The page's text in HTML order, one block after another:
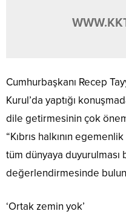
Cumhurbaşkanı Recep
Kurul’da yaptığı
dile getirmesinin çok
“Kıbrıs halkının egemenlik
tüm dünyaya duyurulması
değerlendirmesinde
‘Ortak zemin yok’